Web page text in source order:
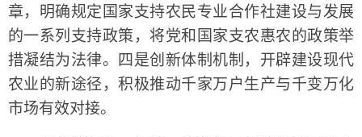
章，明确规定国家支持农民专业合作社建设与发展
的一系列支持政策，将党和国家支农惠农的政策举
措凝结为法律。四是创新体制机制，开辟建设现代
农业的新途径，积极推动千家万户生产与千变万化
市场有效对接。